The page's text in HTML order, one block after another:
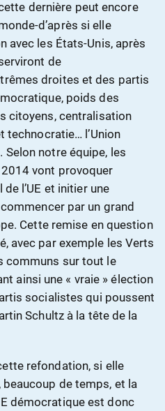
dernière peut encore
d’après si elle
avec les États-Unis, après
de
droites et des partis
poids des
citoyens, centralisation
technocratie… l’Union
Selon notre équipe, les
vont provoquer
l’UE et initier une
par un grand
Cette remise en question
avec par exemple les Verts
communs sur tout le
ainsi une « vraie » élection
socialistes qui poussent
Schultz à la tête de la
refondation, si elle
de temps, et la
démocratique est donc